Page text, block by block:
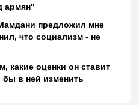
армян"
предложил мне
что социализм - не
какие оценки он ставит
бы в ней изменить